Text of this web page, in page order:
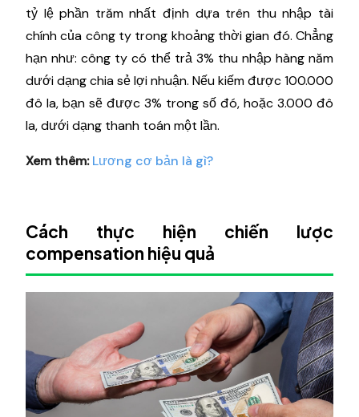
tỷ lệ phần trăm nhất định dựa trên thu nhập tài
chính của công ty trong khoảng thời gian đó. Chẳng
hạn như: công ty có thể trả 3% thu nhập hàng năm
dưới dạng chia sẻ lợi nhuận. Nếu kiếm được 100.000
đô la, bạn sẽ được 3% trong số đó, hoặc 3.000 đô
la, dưới dạng thanh toán một lần.
Xem thêm: Lương cơ bản là gì?
Cách thực hiện chiến lược
compensation hiệu quả